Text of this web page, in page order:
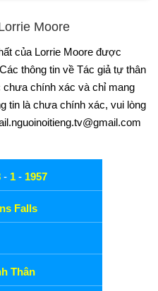
Moore
của Lorrie Moore được
thông tin về Tác giả tự thân
chưa chính xác và chỉ mang
tin là chưa chính xác, vui lòng
- 1 - 1957
Falls
Thân